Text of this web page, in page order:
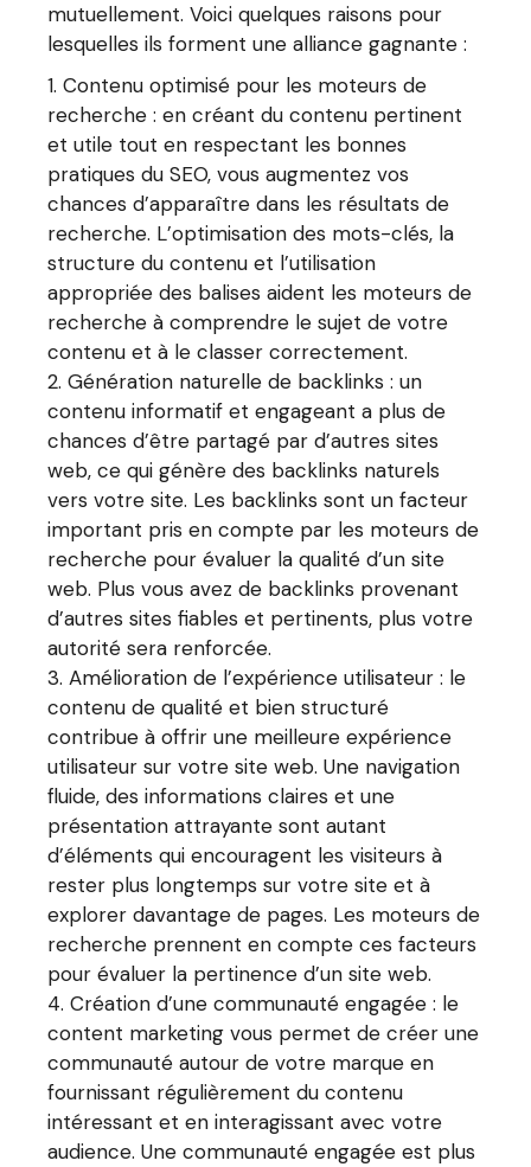
mutuellement. Voici quelques raisons pour
lesquelles ils forment une alliance gagnante :
Contenu optimisé pour les moteurs de
recherche : en créant du contenu pertinent
et utile tout en respectant les bonnes
pratiques du SEO, vous augmentez vos
chances d’apparaître dans les résultats de
recherche. L’optimisation des mots-clés, la
structure du contenu et l’utilisation
appropriée des balises aident les moteurs de
recherche à comprendre le sujet de votre
contenu et à le classer correctement.
Génération naturelle de backlinks : un
contenu informatif et engageant a plus de
chances d’être partagé par d’autres sites
web, ce qui génère des backlinks naturels
vers votre site. Les backlinks sont un facteur
important pris en compte par les moteurs de
recherche pour évaluer la qualité d’un site
web. Plus vous avez de backlinks provenant
d’autres sites fiables et pertinents, plus votre
autorité sera renforcée.
Amélioration de l’expérience utilisateur : le
contenu de qualité et bien structuré
contribue à offrir une meilleure expérience
utilisateur sur votre site web. Une navigation
fluide, des informations claires et une
présentation attrayante sont autant
d’éléments qui encouragent les visiteurs à
rester plus longtemps sur votre site et à
explorer davantage de pages. Les moteurs de
recherche prennent en compte ces facteurs
pour évaluer la pertinence d’un site web.
Création d’une communauté engagée : le
content marketing vous permet de créer une
communauté autour de votre marque en
fournissant régulièrement du contenu
intéressant et en interagissant avec votre
audience. Une communauté engagée est plus